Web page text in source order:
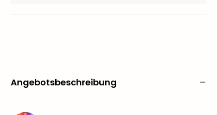
Angebotsbeschreibung